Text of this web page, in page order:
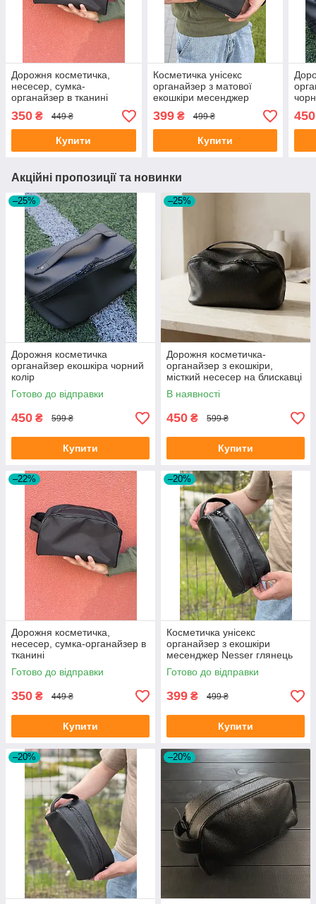
Дорожня косметичка,
несесер, сумка-
органайзер в тканині
350 ₴ 449 ₴
Купити
Косметичка унісекс
органайзер з матової
екошкіри месенджер
399₴ 499 ₴
Купити
450
Акційні пропозиції та новинки
–25%
Дорожня косметичка
органайзер екошкіра чорний
колір
Готово до відправки
450 ₴ 599 ₴
Купити
–25%
Дорожня косметичка-
органайзер з екошкіри,
місткий несесер на блискавці
25х12х12 см
В наявності
450 ₴ 599 ₴
Купити
–22%
Дорожня косметичка,
несесер, сумка-органайзер в
тканині
Готово до відправки
350 ₴ 449 ₴
Купити
–20%
Косметичка унісекс
органайзер з екошкіри
месенджер Nesser глянець
Готово до відправки
399 ₴ 499 ₴
Купити
–20% –20%